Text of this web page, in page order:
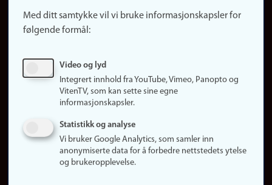
Finn studier
Ledige stillinger
Om nettstedet
Informasjonskapsler
Med ditt samtykke vil vi bruke informasjonskapsler for
følgende formål:
Video og lyd
Integrert innhold fra YouTube, Vimeo, Panopto og
VitenTV, som kan sette sine egne
informasjonskapsler.
Statistikk og analyse
Vi bruker Google Analytics, som samler inn
anonymiserte data for å forbedre nettstedets ytelse
og brukeropplevelse.